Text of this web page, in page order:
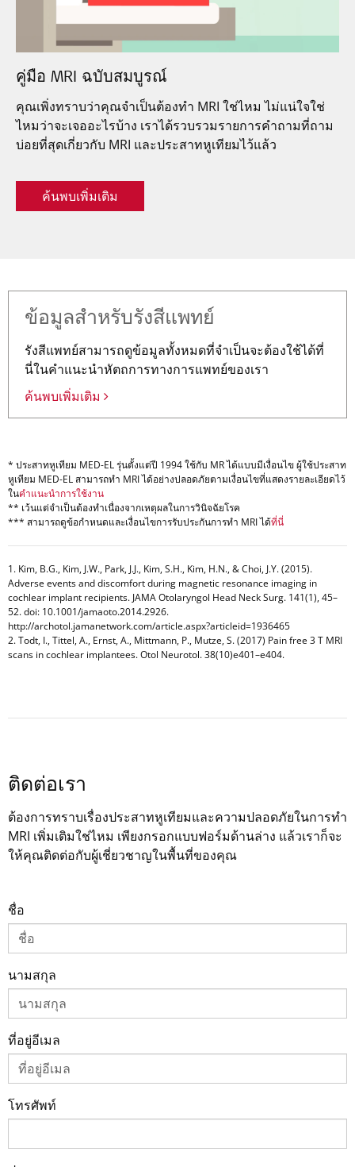
คู่มือ MRI ฉบับสมบูรณ์
คุณเพิ่งทราบว่าคุณจำเป็นต้องทำ MRI ใช่ไหม ไม่แน่ใจใช่
ไหมว่าจะเจออะไรบ้าง เราได้รวบรวมรายการคำถามที่ถาม
บ่อยที่สุดเกี่ยวกับ MRI และประสาทหูเทียมไว้แล้ว
ค้นพบเพิ่มเติม
ข้อมูลสำหรับรังสีแพทย์
รังสีแพทย์สามารถดูข้อมูลทั้งหมดที่จำเป็นจะต้องใช้ได้ที่
นี่ในคำแนะนำหัตถการทางการแพทย์ของเรา
ค้นพบเพิ่มเติม
* ประสาทหูเทียม MED-EL รุ่นตั้งแต่ปี 1994 ใช้กับ MR ได้แบบมีเงื่อนไข ผู้ใช้ประสาท
หูเทียม MED-EL สามารถทำ MRI ได้อย่างปลอดภัยตามเงื่อนไขที่แสดงรายละเอียดไว้
ในคำแนะนำการใช้งาน
** เว้นแต่จำเป็นต้องทำเนื่องจากเหตุผลในการวินิจฉัยโรค
*** สามารถดูข้อกำหนดและเงื่อนไขการรับประกันการทำ MRI ได้ที่นี่
1. Kim, B.G., Kim, J.W., Park, J.J., Kim, S.H., Kim, H.N., & Choi, J.Y. (2015).
Adverse events and discomfort during magnetic resonance imaging in
cochlear implant recipients. JAMA Otolaryngol Head Neck Surg. 141(1), 45–
52. doi: 10.1001/jamaoto.2014.2926.
http://archotol.jamanetwork.com/article.aspx?articleid=1936465
2. Todt, I., Tittel, A., Ernst, A., Mittmann, P., Mutze, S. (2017) Pain free 3 T MRI
scans in cochlear implantees. Otol Neurotol. 38(10)e401–e404.
ติดต่อเรา
ต้องการทราบเรื่องประสาทหูเทียมและความปลอดภัยในการทำ
MRI เพิ่มเติมใช่ไหม เพียงกรอกแบบฟอร์มด้านล่าง แล้วเราก็จะ
ให้คุณติดต่อกับผู้เชี่ยวชาญในพื้นที่ของคุณ
ชื่อ
นามสกุล
ที่อยู่อีเมล
โทรศัพท์